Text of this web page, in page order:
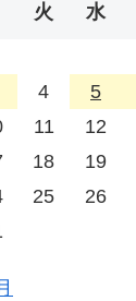
火 水
4 5
11 12
18 19
25 26